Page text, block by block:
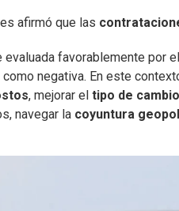
afirmó que las
favorablemente por
negativa. En este
, mejorar el tipo de cambio
navegar la coyuntura